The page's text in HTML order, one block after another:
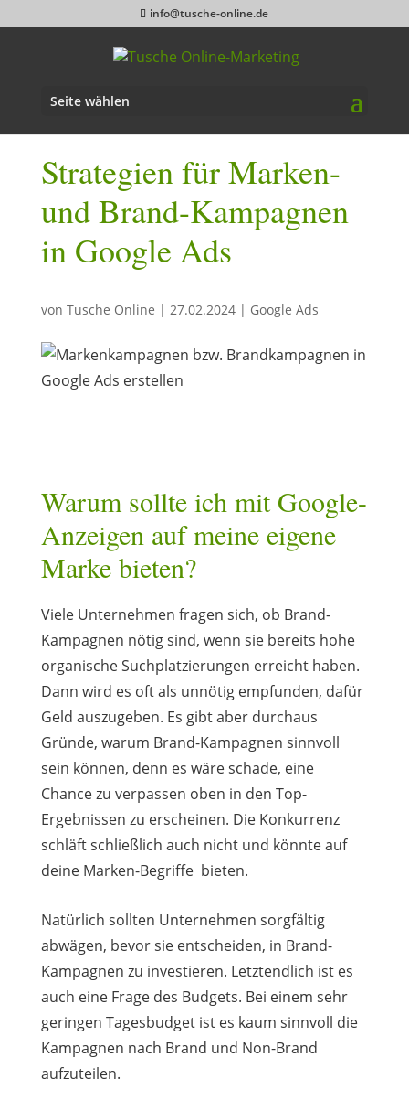
info@tusche-online.de
Seite wählen
Strategien für Marken-
und Brand-Kampagnen
in Google Ads
von Tusche Online | 27.02.2024| Google Ads
Warum sollte ich mit Google-
Anzeigen auf meine eigene
Marke bieten?
Viele Unternehmen fragen sich, ob Brand-
Kampagnen nötig sind, wenn sie bereits hohe
organische Suchplatzierungen erreicht haben.
Dann wird es oft als unnötig empfunden, dafür
Geld auszugeben. Es gibt aber durchaus
Gründe, warum Brand-Kampagnen sinnvoll
sein können, denn es wäre schade, eine
Chance zu verpassen oben in den Top-
Ergebnissen zu erscheinen. Die Konkurrenz
schläft schließlich auch nicht und könnte auf
deine Marken-Begriffe bieten.
Natürlich sollten Unternehmen sorgfältig
abwägen, bevor sie entscheiden, in Brand-
Kampagnen zu investieren. Letztendlich ist es
auch eine Frage des Budgets. Bei einem sehr
geringen Tagesbudget ist es kaum sinnvoll die
Kampagnen nach Brand und Non-Brand
aufzuteilen.